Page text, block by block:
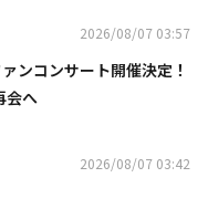
2026/08/07 03:57
ンコンサート開催決定！
会へ
2026/08/07 03:42